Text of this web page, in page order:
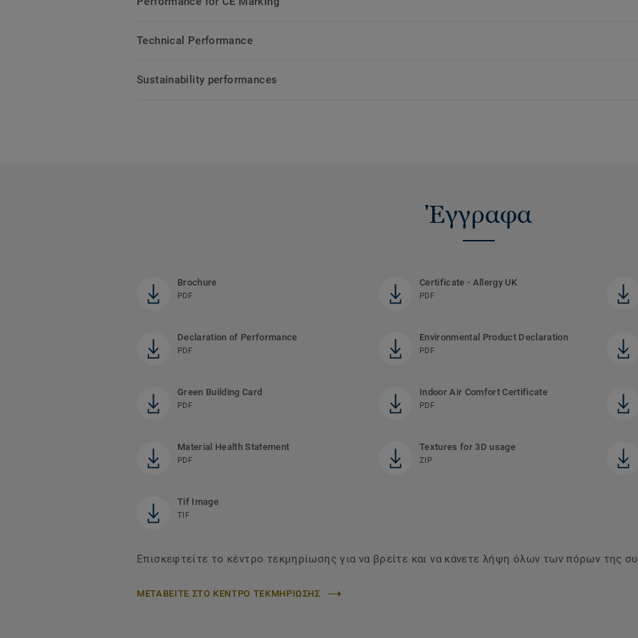
Technical Performance
Sustainability performances
Έγγραφα
Brochure
PDF
Certificate - Allergy UK
PDF
Declaration of Performance
PDF
Environmental Product Declaration
PDF
Green Building Card
PDF
Indoor Air Comfort Certificate
PDF
Material Health Statement
PDF
Textures for 3D usage
ZIP
Tif Image
TIF
Επισκεφτείτε το κέντρο τεκμηρίωσης για να βρείτε και να κάνετε λήψη όλων των πόρων της
ΜΕΤΑΒΕΙΤΕ ΣΤΟ ΚΕΝΤΡΟ ΤΕΚΜΗΡΙΩΣΗΣ